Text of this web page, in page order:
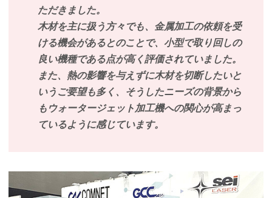
ただきました。
木材を主に扱う方々でも、金属加工の依頼を受
ける機会があるとのことで、小型で取り回しの
良い機種である点が高く評価されていました。
また、熱の影響を与えずに木材を切断したいと
いうご要望も多く、そうしたニーズの背景から
もウォータージェット加工機への関心が高まっ
ているように感じています。